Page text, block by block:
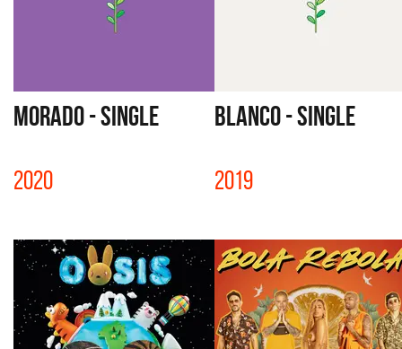
MORADO - SINGLE
2020
BLANCO - SINGLE
2019